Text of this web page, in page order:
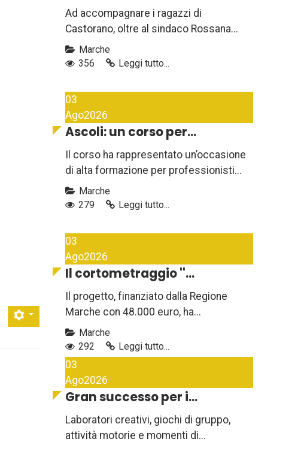
Ad accompagnare i ragazzi di
Castorano, oltre al sindaco Rossana...
Marche
356
Leggi tutto...
03
Ago2026
Ascoli: un corso per...
Il corso ha rappresentato un’occasione
di alta formazione per professionisti...
Marche
279
Leggi tutto...
03
Ago2026
Il cortometraggio ''...
Il progetto, finanziato dalla Regione
Marche con 48.000 euro, ha...
Marche
292
Leggi tutto...
03
Ago2026
Gran successo per i...
Laboratori creativi, giochi di gruppo,
attività motorie e momenti di...